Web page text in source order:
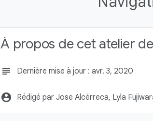
À propos de cet atelier
subject Dernière mise à jour : avr. 3, 2020
account_circle Rédigé par Jose Alcérreca‎, Lyla